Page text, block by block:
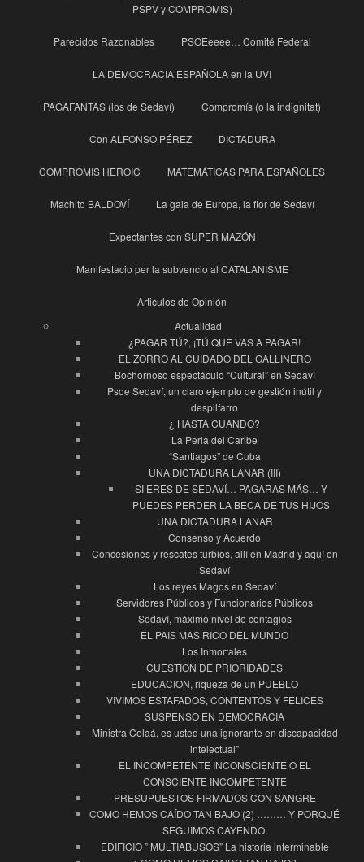
PSPV y COMPROMIS)
Parecidos Razonables PSOEeeee… Comité Federal
LA DEMOCRACIA ESPAÑOLA en la UVI
PAGAFANTAS (los de Sedaví) Compromís (o la indignitat)
Con ALFONSO PÉREZ DICTADURA
COMPROMIS HEROIC MATEMÁTICAS PARA ESPAÑOLES
Machito BALDOVÍ La gala de Europa, la flor de Sedaví
Expectantes con SUPER MAZÓN
Manifestacio per la subvencio al CATALANISME
Articulos de Opinión
Actualidad
¿PAGAR TÚ?, ¡TÚ QUE VAS A PAGAR!
EL ZORRO AL CUIDADO DEL GALLINERO
Bochornoso espectáculo “Cultural” en Sedaví
Psoe Sedaví, un claro ejemplo de gestión inútil y
despilfarro
¿ HASTA CUANDO?
La Perla del Caribe
“Santiagos” de Cuba
UNA DICTADURA LANAR (III)
SI ERES DE SEDAVÍ… PAGARAS MÁS… Y
PUEDES PERDER LA BECA DE TUS HIJOS
UNA DICTADURA LANAR
Consenso y Acuerdo
Concesiones y rescates turbios, allí en Madrid y aquí en
Sedaví
Los reyes Magos en Sedaví
Servidores Públicos y Funcionarios Públicos
Sedaví, máximo nivel de contagios
EL PAIS MAS RICO DEL MUNDO
Los Inmortales
CUESTION DE PRIORIDADES
EDUCACION, riqueza de un PUEBLO
VIVIMOS ESTAFADOS, CONTENTOS Y FELICES
SUSPENSO EN DEMOCRACIA
Ministra Celaá, es usted una ignorante en discapacidad
intelectual”
EL INCOMPETENTE INCONSCIENTE O EL
CONSCIENTE INCOMPETENTE
PRESUPUESTOS FIRMADOS CON SANGRE
COMO HEMOS CAÍDO TAN BAJO (2) ……… Y PORQUÉ
SEGUIMOS CAYENDO.
EDIFICIO ” MULTIABUSOS” La historia interminable